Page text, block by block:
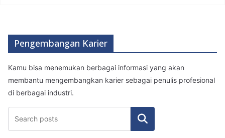
i
a
I
n
f
Pengembangan Karier
Kamu bisa menemukan berbagai informasi yang akan
membantu mengembangkan karier sebagai penulis profesional
di berbagai industri.
Search